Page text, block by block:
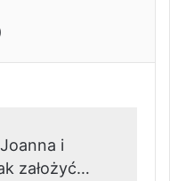
i
założyć…